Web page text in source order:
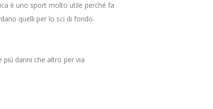
è uno sport molto utile perché fa
quelli per lo sci di fondo.
danni che altro per via